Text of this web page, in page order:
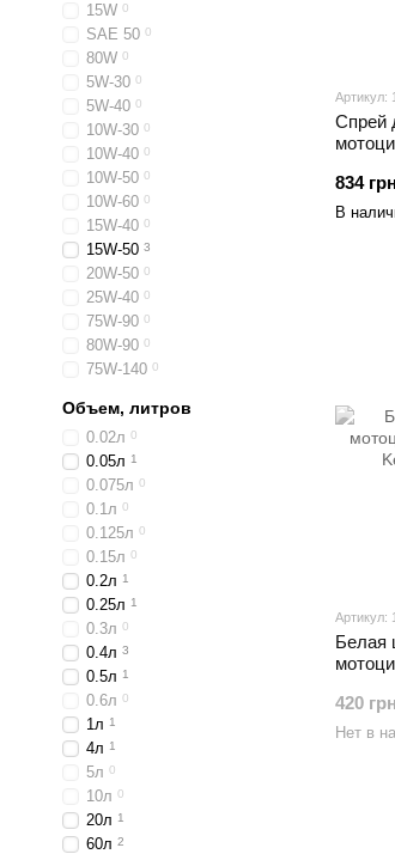
Артикул:
Спрей
834 грн
В
Артикул:
Белая
420 грн
Нет в
15W 0
SAE 50 0
80W 0
5W-30 0
5W-40 0
10W-30 0
10W-40 0
10W-50 0
10W-60 0
15W-40 0
15W-50 3
20W-50 0
25W-40 0
75W-90 0
80W-90 0
75W-140 0
Объем, литров
0.02л 0
0.05л 1
0.075л 0
0.1л 0
0.125л 0
0.15л 0
0.2л 1
0.25л 1
0.3л 0
0.4л 3
0.5л 1
0.6л 0
1л 1
4л 1
5л 0
10л 0
20л 1
60л 2